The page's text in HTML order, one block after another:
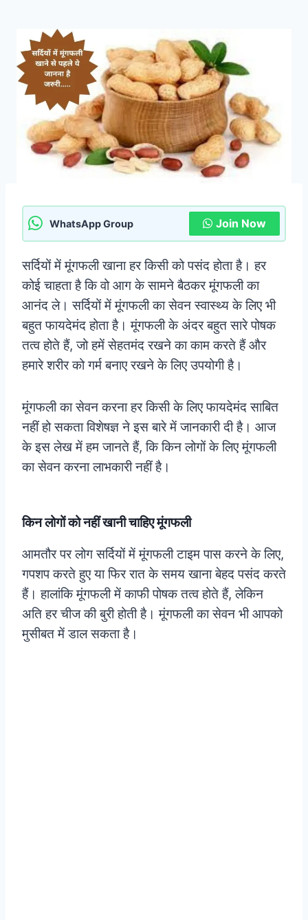
WhatsApp Group Join Now
सर्दियों में मूंगफली खाना हर किसी को पसंद होता है। हर
कोई चाहता है कि वो आग के सामने बैठकर मूंगफली का
आनंद ले। सर्दियों में मूंगफली का सेवन स्वास्थ्य के लिए भी
बहुत फायदेमंद होता है। मूंगफली के अंदर बहुत सारे पोषक
तत्व होते हैं, जो हमें सेहतमंद रखने का काम करते हैं और
हमारे शरीर को गर्म बनाए रखने के लिए उपयोगी है।
मूंगफली का सेवन करना हर किसी के लिए फायदेमंद साबित
नहीं हो सकता विशेषज्ञ ने इस बारे में जानकारी दी है। आज
के इस लेख में हम जानते हैं, कि किन लोगों के लिए मूंगफली
का सेवन करना लाभकारी नहीं है।
किन लोगों को नहीं खानी चाहिए मूंगफली
आमतौर पर लोग सर्दियों में मूंगफली टाइम पास करने के लिए,
गपशप करते हुए या फिर रात के समय खाना बेहद पसंद करते
हैं। हालांकि मूंगफली में काफी पोषक तत्व होते हैं, लेकिन
अति हर चीज की बुरी होती है। मूंगफली का सेवन भी आपको
मुसीबत में डाल सकता है।